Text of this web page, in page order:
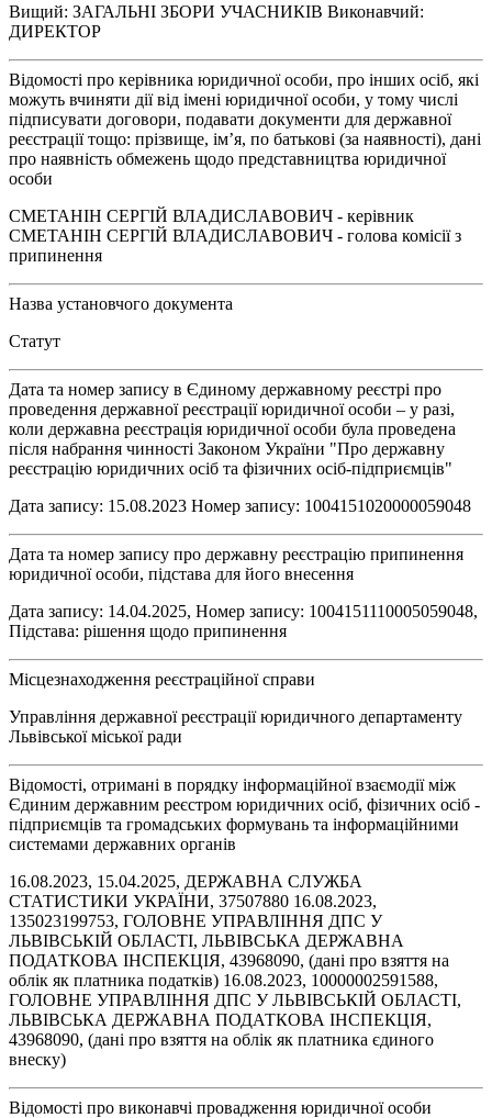
Вищий: ЗАГАЛЬНІ ЗБОРИ УЧАСНИКІВ Виконавчий:
ДИРЕКТОР
Відомості про керівника юридичної особи, про інших осіб, які
можуть вчиняти дії від імені юридичної особи, у тому числі
підписувати договори, подавати документи для державної
реєстрації тощо: прізвище, ім’я, по батькові (за наявності), дані
про наявність обмежень щодо представництва юридичної
особи
СМЕТАНІН СЕРГІЙ ВЛАДИСЛАВОВИЧ - керівник
СМЕТАНІН СЕРГІЙ ВЛАДИСЛАВОВИЧ - голова комісії з
припинення
Назва установчого документа
Статут
Дата та номер запису в Єдиному державному реєстрі про
проведення державної реєстрації юридичної особи – у разі,
коли державна реєстрація юридичної особи була проведена
після набрання чинності Законом України "Про державну
реєстрацію юридичних осіб та фізичних осіб-підприємців"
Дата запису: 15.08.2023 Номер запису: 1004151020000059048
Дата та номер запису про державну реєстрацію припинення
юридичної особи, підстава для його внесення
Дата запису: 14.04.2025, Номер запису: 1004151110005059048,
Підстава: рішення щодо припинення
Місцезнаходження реєстраційної справи
Управління державної реєстрації юридичного департаменту
Львівської міської ради
Відомості, отримані в порядку інформаційної взаємодії між
Єдиним державним реєстром юридичних осіб, фізичних осіб -
підприємців та громадських формувань та інформаційними
системами державних органів
16.08.2023, 15.04.2025, ДЕРЖАВНА СЛУЖБА
СТАТИСТИКИ УКРАЇНИ, 37507880 16.08.2023,
135023199753, ГОЛОВНЕ УПРАВЛІННЯ ДПС У
ЛЬВІВСЬКІЙ ОБЛАСТІ, ЛЬВІВСЬКА ДЕРЖАВНА
ПОДАТКОВА ІНСПЕКЦІЯ, 43968090, (дані про взяття на
облік як платника податків) 16.08.2023, 10000002591588,
ГОЛОВНЕ УПРАВЛІННЯ ДПС У ЛЬВІВСЬКІЙ ОБЛАСТІ,
ЛЬВІВСЬКА ДЕРЖАВНА ПОДАТКОВА ІНСПЕКЦІЯ,
43968090, (дані про взяття на облік як платника єдиного
внеску)
Відомості про виконавчі провадження юридичної особи